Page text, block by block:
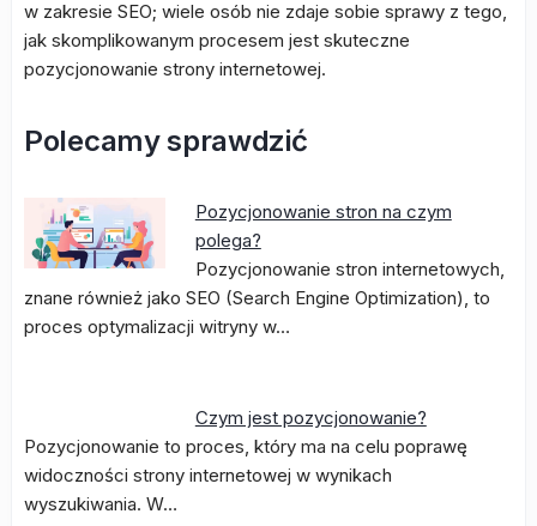
w zakresie SEO; wiele osób nie zdaje sobie sprawy z tego,
jak skomplikowanym procesem jest skuteczne
pozycjonowanie strony internetowej.
Polecamy sprawdzić
Pozycjonowanie stron na czym
polega?
Pozycjonowanie stron internetowych,
znane również jako SEO (Search Engine Optimization), to
proces optymalizacji witryny w…
Czym jest pozycjonowanie?
Pozycjonowanie to proces, który ma na celu poprawę
widoczności strony internetowej w wynikach
wyszukiwania. W…